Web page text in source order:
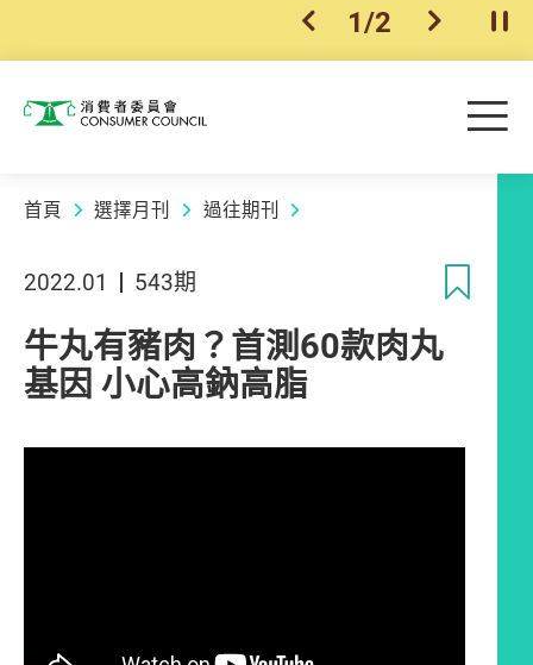
上一個
1/2 下一個開
消費者委員會 目
首頁 選擇月刊 過往期刊
2022.01 543期
牛丸有豬肉？首測60款肉丸
基因 小心高鈉高脂